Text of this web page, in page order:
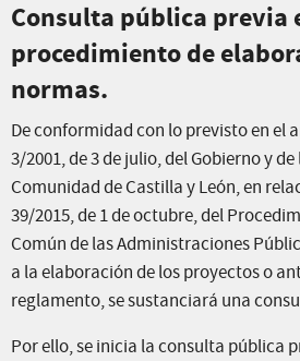
Consulta pública previa
procedimiento de
normas.
De conformidad con lo previsto en el
3/2001, de 3 de julio, del Gobierno y
Comunidad de Castilla y León, en
39/2015, de 1 de octubre, del
Común de las Administraciones
a la elaboración de los proyectos o
reglamento, se sustanciará una
Por ello, se inicia la consulta pública